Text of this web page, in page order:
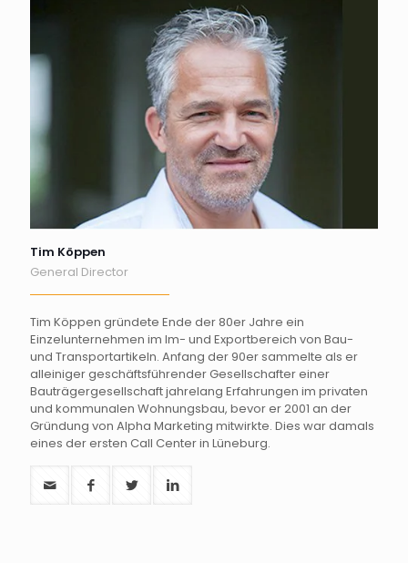
Tim Köppen
General Director
Tim Köppen gründete Ende der 80er Jahre ein
Einzelunternehmen im Im- und Exportbereich von Bau-
und Transportartikeln. Anfang der 90er sammelte als er
alleiniger geschäftsführender Gesellschafter einer
Bauträgergesellschaft jahrelang Erfahrungen im privaten
und kommunalen Wohnungsbau, bevor er 2001 an der
Gründung von Alpha Marketing mitwirkte. Dies war damals
eines der ersten Call Center in Lüneburg.